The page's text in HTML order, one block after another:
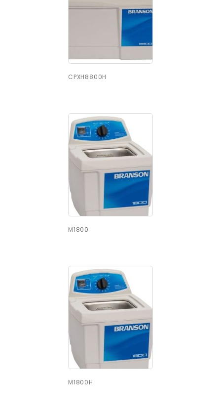
CPXH8800H
M1800
M1800H